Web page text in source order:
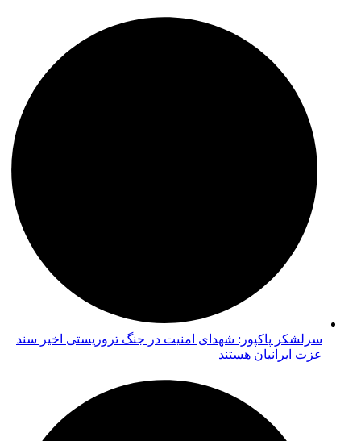
سرلشکر پاکپور: شهدای امنیت در جنگ تروریستی اخیر سند
عزت ایرانیان هستند